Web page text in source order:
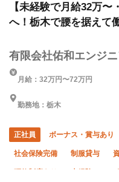
【未経験で月給32万
へ！栃木で腰を据えて
有限会社佑和エンジ
月給：32万円〜72万円
勤務地：栃木
正社員 ボーナス・賞与あり
社会保険完備 制服貸与
研修制度あり 未経験OK